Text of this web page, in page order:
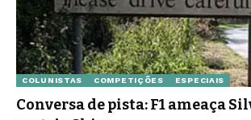
COLUNISTAS COMPETIÇÕES ESPECIAIS
Conversa de pista: F1 ameaça